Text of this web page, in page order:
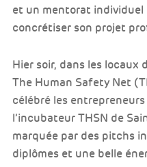
et un mentorat
concrétiser son projet
Hier soir, dans les locaux
The Human Safety Net
célébré les
l’incubateur THSN de
marquée par des pitchs
diplômes et une belle